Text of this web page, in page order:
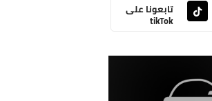
تابعونا على
tikTok